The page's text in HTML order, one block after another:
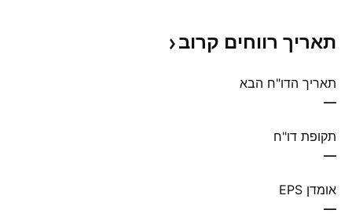
תאריך רווחים קרוב
תאריך הדו"ח הבא
—
תקופת דו"ח
—
אומדן EPS
—